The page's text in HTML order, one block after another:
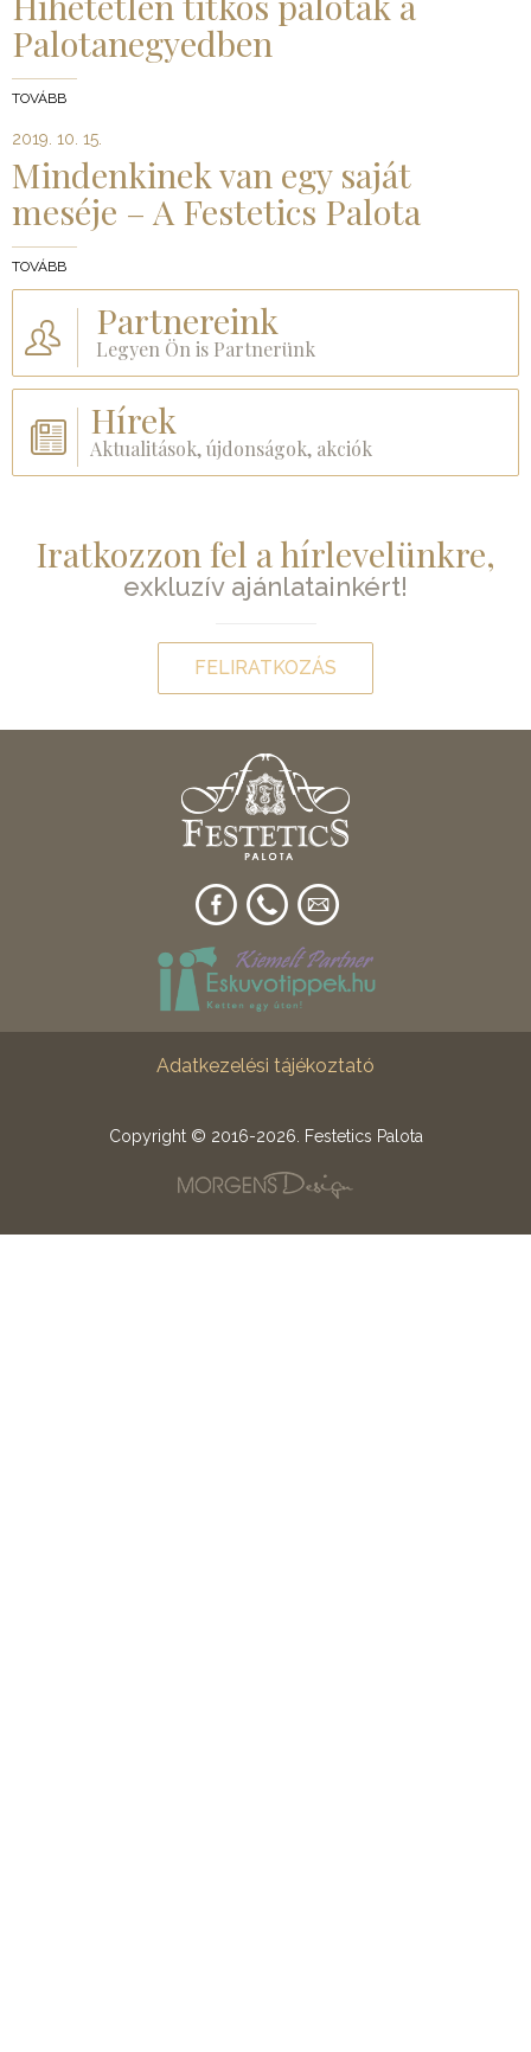
Palotanegyedben
TOVÁBB
2019. 10. 15.
Mindenkinek van egy saját
meséje – A Festetics Palota
TOVÁBB
Partnereink
Legyen Ön is Partnerünk
Hírek
Aktualitások, újdonságok, akciók
Iratkozzon fel a hírlevelünkre,
exkluzív ajánlatainkért!
FELIRATKOZÁS
Adatkezelési tájékoztató
Copyright © 2016-2026. Festetics Palota